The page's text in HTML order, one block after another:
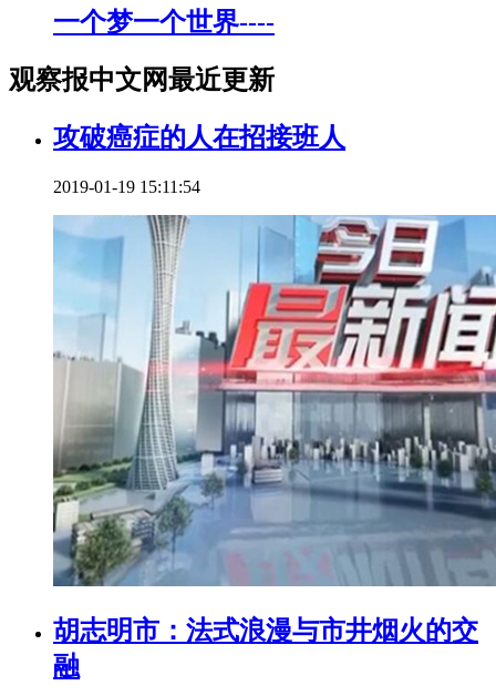
一个梦一个世界----
观察报中文网最近更新
攻破癌症的人在招接班人
2019-01-19 15:11:54
胡志明市：法式浪漫与市井烟火的交
融